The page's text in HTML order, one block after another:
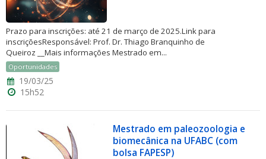
Prazo para inscrições: até 21 de março de 2025.Link para
inscriçõesResponsável: Prof. Dr. Thiago Branquinho de
Queiroz __Mais informações Mestrado em...
Oportunidades
19/03/25
15h52
Mestrado em paleozoologia e
biomecânica na UFABC (com
bolsa FAPESP)